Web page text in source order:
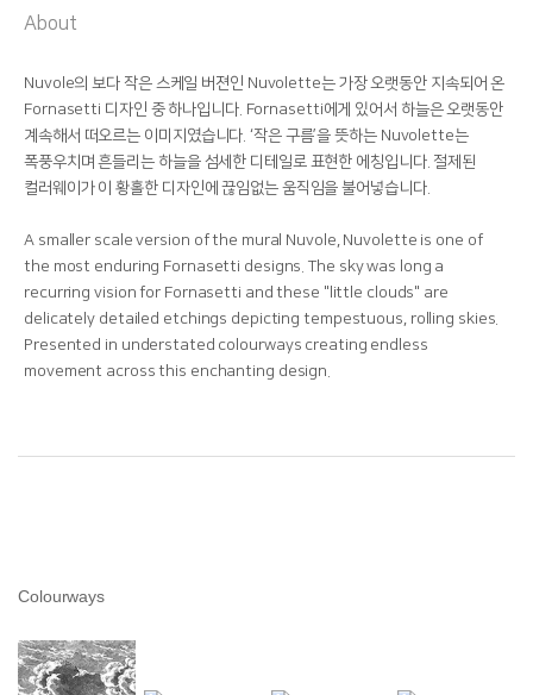
About
Nuvole의 보다 작은 스케일 버젼인 Nuvolette는 가장 오랫동안 지속되어 온
Fornasetti 디자인 중 하나입니다. Fornasetti에게 있어서 하늘은 오랫동안
계속해서 떠오르는 이미지였습니다. ‘작은 구름’을 뜻하는 Nuvolette는
폭풍우치며 흔들리는 하늘을 섬세한 디테일로 표현한 에칭입니다. 절제된
컬러웨이가 이 황홀한 디자인에 끊임없는 움직임을 불어넣습니다.
A smaller scale version of the mural Nuvole, Nuvolette is one of
the most enduring Fornasetti designs. The sky was long a
recurring vision for Fornasetti and these "little clouds" are
delicately detailed etchings depicting tempestuous, rolling skies.
Presented in understated colourways creating endless
movement across this enchanting design.
Colourways